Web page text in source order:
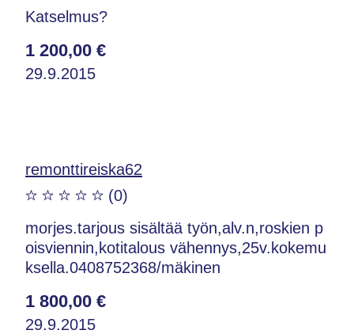
Katselmus?
1 200,00 €
29.9.2015
remonttireiska62
(0)
morjes.tarjous sisältää työn,alv.n,roskien p
oisviennin,kotitalous vähennys,25v.kokemu
ksella.0408752368/mäkinen
1 800,00 €
29.9.2015